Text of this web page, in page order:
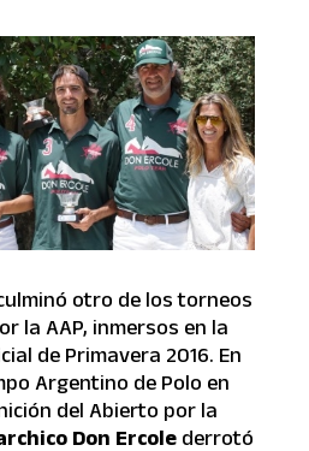
otro de los torneos
la AAP, inmersos en la
de Primavera 2016. En
Argentino de Polo en
del Abierto por la
Don Ercole derrotó